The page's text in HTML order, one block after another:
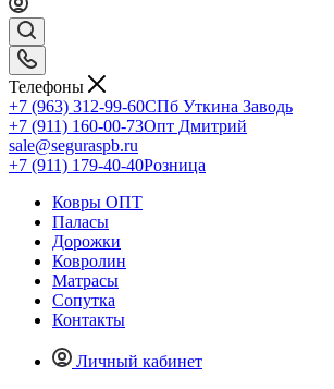
Телефоны
+7 (963) 312-99-60СПб Уткина Заводь
+7 (911) 160-00-73Опт Дмитрий
sale@seguraspb.ru
+7 (911) 179-40-40Розница
Ковры ОПТ
Паласы
Дорожки
Ковролин
Матрасы
Сопутка
Контакты
Личный кабинет